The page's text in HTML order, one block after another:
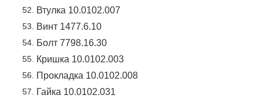
Втулка 10.0102.007
Винт 1477.6.10
Болт 7798.16.30
Кришка 10.0102.003
Прокладка 10.0102.008
Гайка 10.0102.031